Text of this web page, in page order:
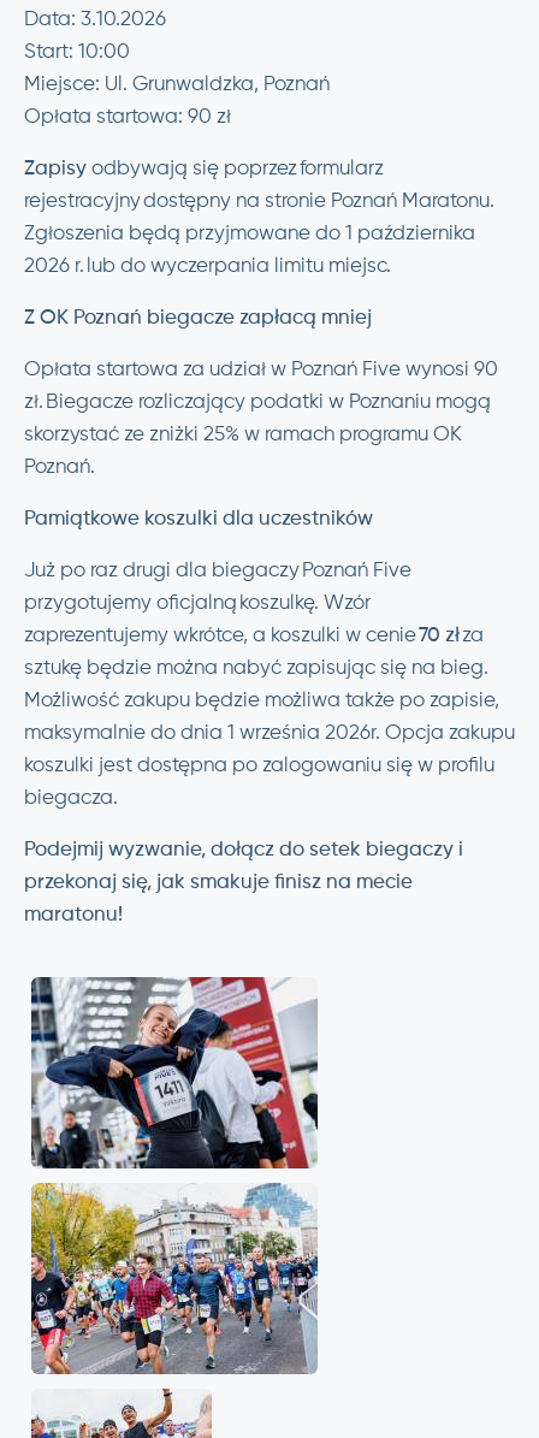
Data: 3.10.2026
Start: 10:00
Miejsce: Ul. Grunwaldzka, Poznań
Opłata startowa: 90 zł
Zapisy odbywają się poprzez formularz
rejestracyjny dostępny na stronie Poznań Maratonu.
Zgłoszenia będą przyjmowane do 1 października
2026 r. lub do wyczerpania limitu miejsc.
Z OK Poznań biegacze zapłacą mniej
Opłata startowa za udział w Poznań Five wynosi 90
zł. Biegacze rozliczający podatki w Poznaniu mogą
skorzystać ze zniżki 25% w ramach programu OK
Poznań.
Pamiątkowe koszulki dla uczestników
Już po raz drugi dla biegaczy Poznań Five
przygotujemy oficjalną koszulkę. Wzór
zaprezentujemy wkrótce, a koszulki w cenie70 złza
sztukę będzie można nabyć zapisując się na bieg.
Możliwość zakupu będzie możliwa także po zapisie,
maksymalnie do dnia 1 września 2026r. Opcja zakupu
koszulki jest dostępna po zalogowaniu się w profilu
biegacza.
Podejmij wyzwanie, dołącz do setek biegaczy i
przekonaj się, jak smakuje finisz na mecie
maratonu!